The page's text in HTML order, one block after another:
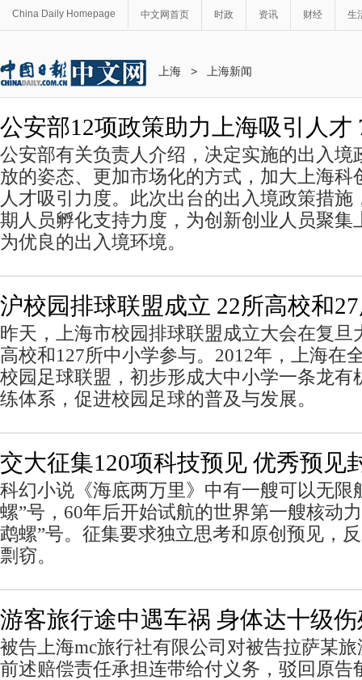
China Daily Homepage 中文网首页 时政 资讯 财经 生
上海 > 上海新闻
公安部12项政策助力上海吸引人才
公安部有关负责人介绍，决定实施的出入境
放的姿态、更加市场化的方式，加大上海科
人才吸引力度。此次出台的出入境政策措施
期人员孵化支持力度，为创新创业人员聚集
为优良的出入境环境。
沪校园排球联盟成立 22所高校和
昨天，上海市校园排球联盟成立大会在复旦
高校和127所中小学参与。2012年，上海在
校园足球联盟，初步形成大中小学一条龙有
练体系，促进校园足球的普及与发展。
交大征集120项科技预见 优秀预见
科幻小说《海底两万里》中有一艘可以无限
螺”号，60年后开始试航的世界第一艘核动
鹉螺”号。征集要求独立思考和原创预见，
剽窃。
游客旅行途中遇车祸 身体达十级
被告上海mc旅行社有限公司对被告拉萨某
前述赔偿责任承担连带给付义务，驳回原告